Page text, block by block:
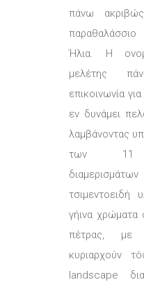
πάνω
παραθαλάσσιο
Ήλια. Η
μελέτης
επικοινωνία
εν δυνάμει
λαμβάνοντας
των 11
τσιμεντοειδή
γήινα χρώματα
πέτρας, με
κυριαρχούν
landscape